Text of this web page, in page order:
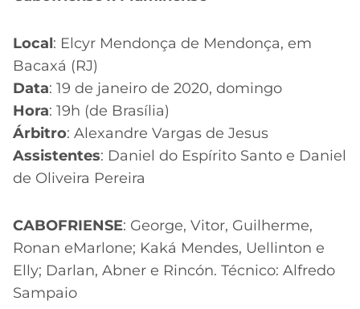
Local: Elcyr Mendonça de Mendonça, em
Bacaxá (RJ)
Data: 19 de janeiro de 2020, domingo
Hora: 19h (de Brasília)
Árbitro: Alexandre Vargas de Jesus
Assistentes: Daniel do Espírito Santo e Daniel
de Oliveira Pereira
CABOFRIENSE: George, Vitor, Guilherme,
Ronan eMarlone; Kaká Mendes, Uellinton e
Elly; Darlan, Abner e Rincón. Técnico: Alfredo
Sampaio